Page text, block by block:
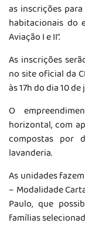
as inscrições
habitacionais do
Aviação I e II”.
As inscrições
no site oficial da
às 17h do dia 10
O
horizontal, com
compostas por
lavanderia.
As unidades
– Modalidade
Paulo, que
famílias